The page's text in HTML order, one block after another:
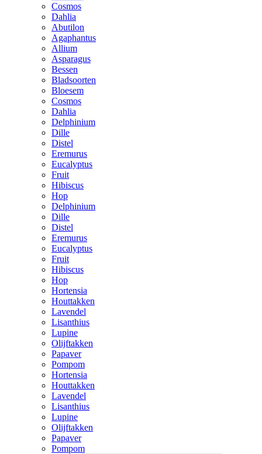
Cosmos
Dahlia
Abutilon
Agaphantus
Allium
Asparagus
Bessen
Bladsoorten
Bloesem
Cosmos
Dahlia
Delphinium
Dille
Distel
Eremurus
Eucalyptus
Fruit
Hibiscus
Hop
Delphinium
Dille
Distel
Eremurus
Eucalyptus
Fruit
Hibiscus
Hop
Hortensia
Houttakken
Lavendel
Lisanthius
Lupine
Olijftakken
Papaver
Pompom
Hortensia
Houttakken
Lavendel
Lisanthius
Lupine
Olijftakken
Papaver
Pompom